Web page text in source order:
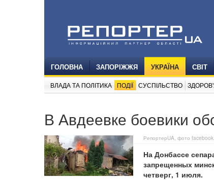
ГОЛОВНА ЗАПОРІЖЖЯ УКРАЇНА СВІТ
ВЛАДА ТА ПОЛІТИКА ПОДІЇ СУСПІЛЬСТВО
В Авдеевке боевики
РепортерUA, фото
На Донбассе
запрещенных
четверг, 1 июля.